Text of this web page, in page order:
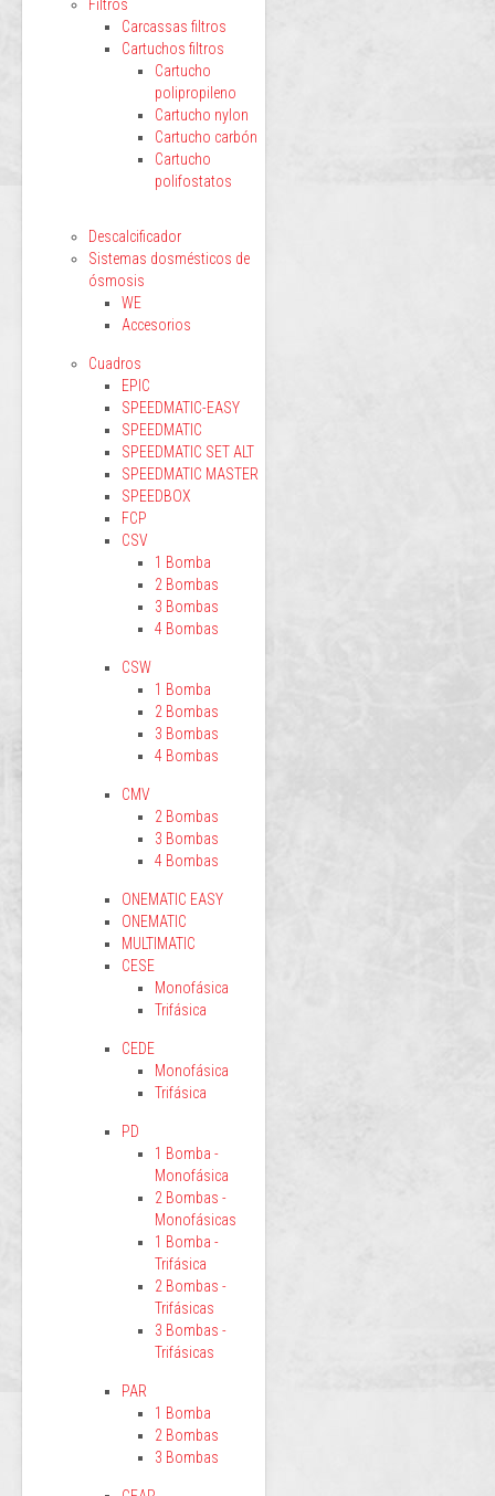
Filtros
Carcassas filtros
Cartuchos filtros
Cartucho
polipropileno
Cartucho nylon
Cartucho carbón
Cartucho
polifostatos
Descalcificador
Sistemas dosmésticos de
ósmosis
WE
Accesorios
Cuadros
EPIC
SPEEDMATIC-EASY
SPEEDMATIC
SPEEDMATIC SET ALT
SPEEDMATIC MASTER
SPEEDBOX
FCP
CSV
1 Bomba
2 Bombas
3 Bombas
4 Bombas
CSW
1 Bomba
2 Bombas
3 Bombas
4 Bombas
CMV
2 Bombas
3 Bombas
4 Bombas
ONEMATIC EASY
ONEMATIC
MULTIMATIC
CESE
Monofásica
Trifásica
CEDE
Monofásica
Trifásica
PD
1 Bomba -
Monofásica
2 Bombas -
Monofásicas
1 Bomba -
Trifásica
2 Bombas -
Trifásicas
3 Bombas -
Trifásicas
PAR
1 Bomba
2 Bombas
3 Bombas